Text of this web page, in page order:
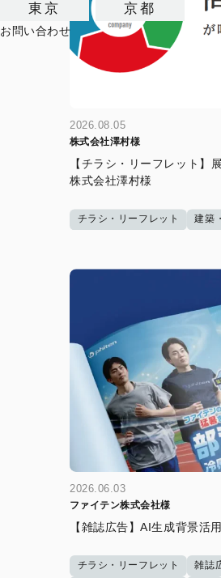
東京 京都
お問い合わせ
2026.08.05
株式会社澤村様
【チラシ・リーフレット】
株式会社澤村様
チラシ・リーフレット 建築
2026.06.03
ファイテン株式会社様
【雑誌広告】AI生成背景活
チラシ・リーフレット
雑誌